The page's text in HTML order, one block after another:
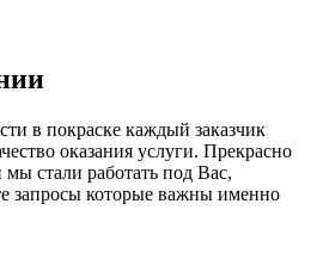
в покраске каждый заказчик
оказания услуги. Прекрасно
стали работать под Вас,
запросы которые важны именно